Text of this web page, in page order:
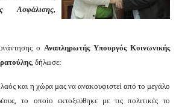
Ασφάλισης,
ο Αναπληρωτής Υπουργός Κοινωνικής
, δήλωσε:
και η χώρα μας να ανακουφιστεί από το μεγάλο
το οποίο εκτοξεύθηκε με τις πολιτικές το